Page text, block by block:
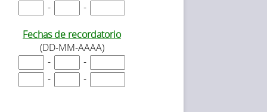
-
-
Fechas de recordatorio
(DD-MM-AAAA)
-
-
-
-